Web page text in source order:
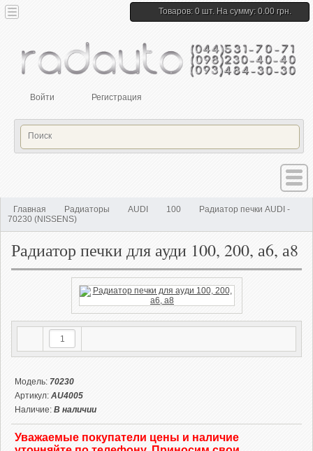
Товаров: 0 шт. На сумму: 0.00 грн.
Войти Регистрация
Главная Радиаторы AUDI 100
Радиатор печки AUDI -
70230 (NISSENS)
Радиатор печки для ауди 100, 200, а6, а8
Модель: 70230
Артикул: AU4005
Наличие: В наличии
Уважаемые покупатели цены и наличие